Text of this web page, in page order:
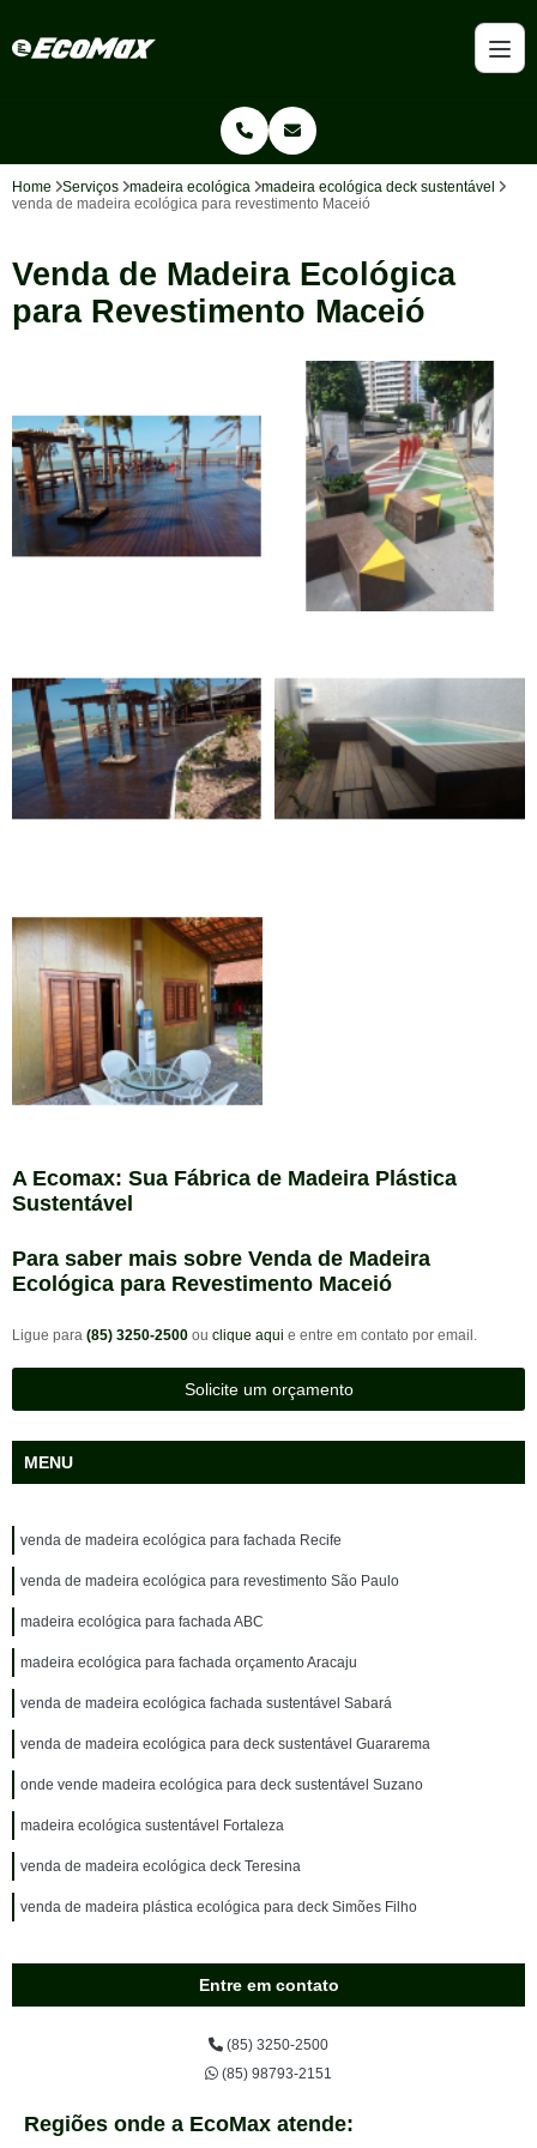
Home Serviços madeira ecológica
madeira ecológica deck sustentável
venda de madeira ecológica para revestimento Maceió
Venda de Madeira Ecológica
para Revestimento Maceió
A Ecomax: Sua Fábrica de Madeira Plástica
Sustentável
Para saber mais sobre Venda de Madeira
Ecológica para Revestimento Maceió
Ligue para (85) 3250-2500 ou clique aqui e entre em contato por email.
Solicite um orçamento
MENU
venda de madeira ecológica para fachada Recife
venda de madeira ecológica para revestimento São Paulo
madeira ecológica para fachada ABC
madeira ecológica para fachada orçamento Aracaju
venda de madeira ecológica fachada sustentável Sabará
venda de madeira ecológica para deck sustentável Guararema
onde vende madeira ecológica para deck sustentável Suzano
madeira ecológica sustentável Fortaleza
venda de madeira ecológica deck Teresina
venda de madeira plástica ecológica para deck Simões Filho
Entre em contato
(85) 3250-2500
(85) 98793-2151
Regiões onde a EcoMax atende: